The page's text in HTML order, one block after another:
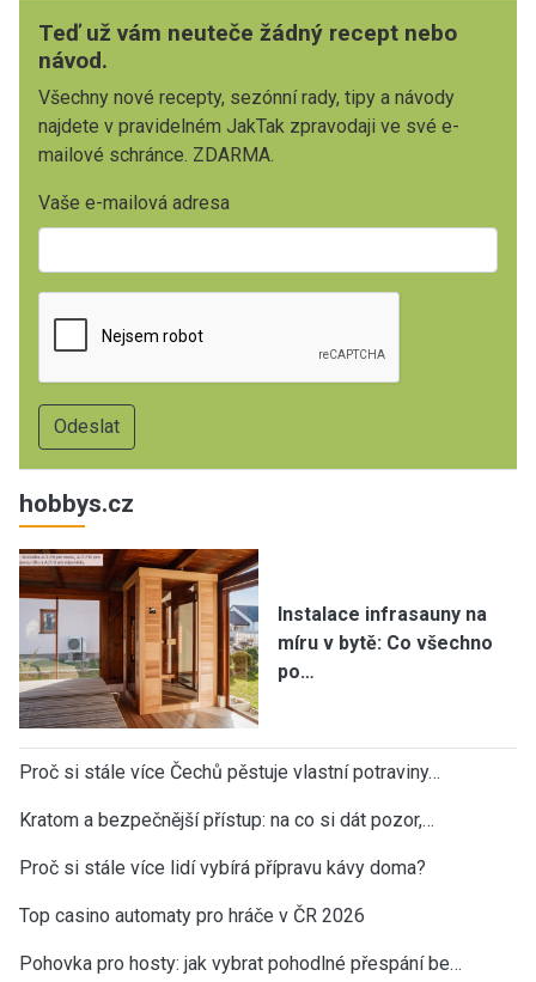
Teď už vám neuteče žádný recept nebo
návod.
Všechny nové recepty, sezónní rady, tipy a návody
najdete v pravidelném JakTak zpravodaji ve své e-
mailové schránce. ZDARMA.
Vaše e-mailová adresa
hobbys.cz
Instalace infrasauny na
míru v bytě: Co všechno
po…
Proč si stále více Čechů pěstuje vlastní potraviny…
Kratom a bezpečnější přístup: na co si dát pozor,…
Proč si stále více lidí vybírá přípravu kávy doma?
Top casino automaty pro hráče v ČR 2026
Pohovka pro hosty: jak vybrat pohodlné přespání be…